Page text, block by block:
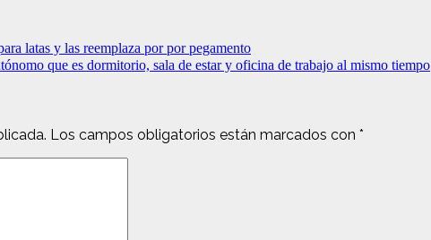
latas y las reemplaza por por pegamento
que es dormitorio, sala de estar y oficina de trabajo al mismo tiempo
Los campos obligatorios están marcados con *